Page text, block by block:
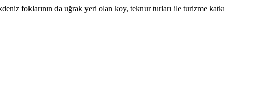
foklarının da uğrak yeri olan koy, teknur turları ile turizme katkı